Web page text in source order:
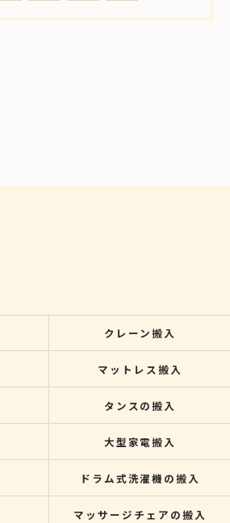
クレーン搬入
マットレス搬入
タンスの搬入
大型家電搬入
ドラム式洗濯機の搬入
マッサージチェアの搬入